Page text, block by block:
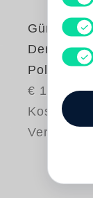
Günter
Der Kampf
Polnische
€ 10.00
Kostenloser
Versand